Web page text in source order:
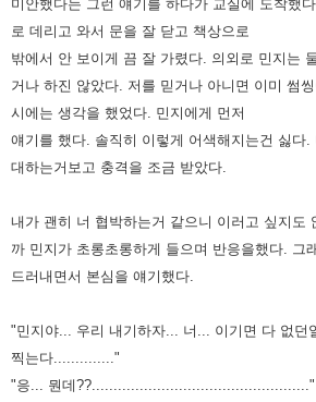
미안했다는 그런 얘기를 하다가 교실에 도착했다.
로 데리고 와서 문을 잘 닫고 책상으로
밖에서 안 보이게 끔 잘 가렸다. 의외로 민지는
거나 하진 않았다. 저를 믿거나 아니면 이미 썸
시에는 생각을 했었다. 민지에게 먼저
얘기를 했다. 솔직히 이렇게 어색해지는건 싫다.
대하는거보고 충격을 조금 받았다.
내가 괜히 너 협박하는거 같으니 이러고 싶지도
까 민지가 초롱초롱하게 들으며 반응을했다. 그
드러내면서 본심을 얘기했다.
"민지야... 우리 내기하자... 너... 이기면 다 없던
찍는다.............."
"응... 뭔데??.................................................."